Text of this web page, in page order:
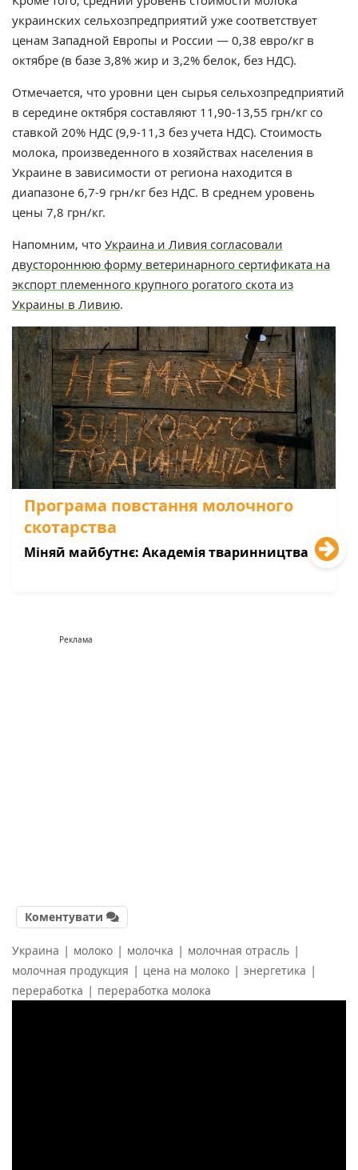
украинских сельхозпредприятий уже соответствует
ценам Западной Европы и России — 0,38 евро/кг в
октябре (в базе 3,8% жир и 3,2% белок, без НДС).
Отмечается, что уровни цен сырья сельхозпредприятий
в середине октября составляют 11,90-13,55 грн/кг со
ставкой 20% НДС (9,9-11,3 без учета НДС). Стоимость
молока, произведенного в хозяйствах населения в
Украине в зависимости от региона находится в
диапазоне 6,7-9 грн/кг без НДС. В среднем уровень
цены 7,8 грн/кг.
Напомним, что Украина и Ливия согласовали
двустороннюю форму ветеринарного сертификата на
экспорт племенного крупного рогатого скота из
Украины в Ливию.
Програма повстання молочного
скотарства
Міняй майбутнє: Академія тваринництва
Реклама
Коментувати
Украина | молоко | молочка | молочная отрасль |
молочная продукция | цена на молоко | энергетика |
переработка | переработка молока